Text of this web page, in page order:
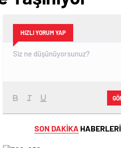
HIZLI YORUM YAP
SON DAKİKA HABERLERİ